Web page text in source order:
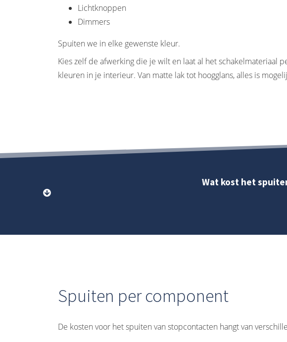
Lichtknoppen
Dimmers
Spuiten we in elke gewenste kleur.
Kies zelf de afwerking die je wilt en laat al het schakelmateriaal
kleuren in je interieur. Van matte lak tot hoogglans, alles is
Wat kost het
Spuiten per component
De kosten voor het spuiten van stopcontacten hangt van